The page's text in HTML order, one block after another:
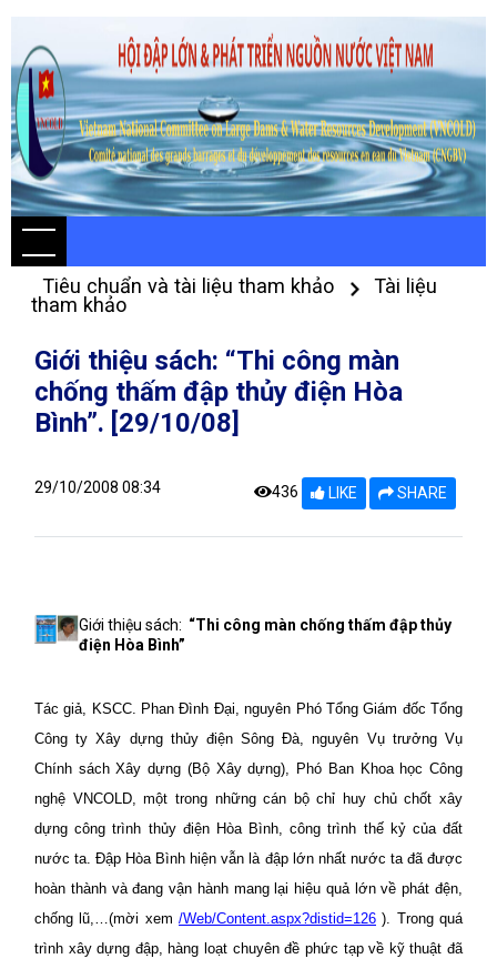
Tiêu chuẩn và tài liệu tham khảo
Tài liệu
tham khảo
Giới thiệu sách: “Thi công màn
chống thấm đập thủy điện Hòa
Bình”. [29/10/08]
29/10/2008 08:34 436 LIKE SHARE
Giới thiệu sách: “Thi công màn chống thấm đậpthủy
điện Hòa Bình”
Tác giả, KSCC. Phan Đình Đại, nguyên Phó Tổng Giám đốc Tổng
Công ty Xây dựng thủy điện Sông Đà, nguyên Vụ trưởng Vụ
Chính sách Xây dựng (Bộ Xây dựng), Phó Ban Khoa học Công
nghệ VNCOLD, một trong những cán bộ chỉ huy chủ chốt xây
dựng công trình thủy điện Hòa Bình, công trình thế kỷ của đất
nước ta. Đập Hòa Bình hiện vẫn là đập lớn nhất nước ta đã được
hoàn thành và đang vận hành mang lại hiệu quả lớn về phát đện,
chống lũ,…(mời xem /Web/Content.aspx?distid=126 ). Trong quá
trình xây dựng đập, hàng loạt chuyên đề phức tạp về kỹ thuật đã